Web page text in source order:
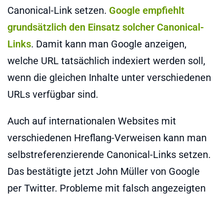
Canonical-Link setzen. Google empfiehlt
grundsätzlich den Einsatz solcher Canonical-
Links. Damit kann man Google anzeigen,
welche URL tatsächlich indexiert werden soll,
wenn die gleichen Inhalte unter verschiedenen
URLs verfügbar sind.
Auch auf internationalen Websites mit
verschiedenen Hreflang-Verweisen kann man
selbstreferenzierende Canonical-Links setzen.
Das bestätigte jetzt John Müller von Google
per Twitter. Probleme mit falsch angezeigten